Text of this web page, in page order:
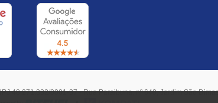
48.271.332/0001-37 - Rua Paraibuna, nº 640, Jardim São